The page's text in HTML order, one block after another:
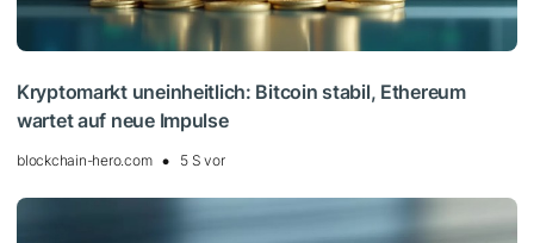
Kryptomarkt uneinheitlich: Bitcoin stabil, Ethereum
wartet auf neue Impulse
blockchain-hero.com 5 S vor